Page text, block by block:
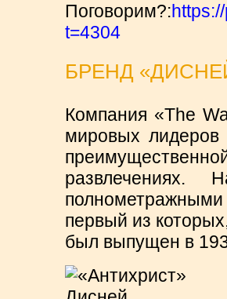
Поговорим?:
t=4304
БРЕНД
Компания «The
мировых лидеров
развлечениях.
первый из
был выпущен в